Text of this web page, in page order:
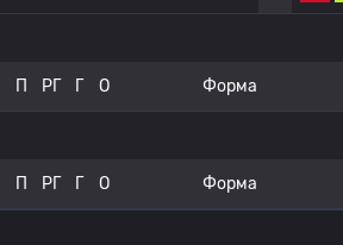
П РГ Г О Форма
П РГ Г О Форма